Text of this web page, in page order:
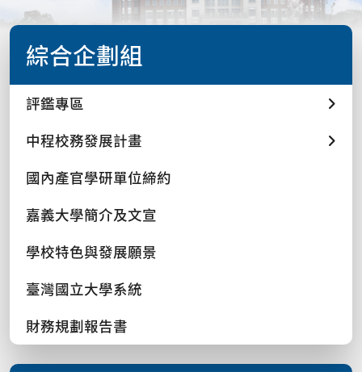
綜合企劃組
評鑑專區
中程校務發展計畫
國內產官學研單位締約
嘉義大學簡介及文宣
學校特色與發展願景
臺灣國立大學系統
財務規劃報告書